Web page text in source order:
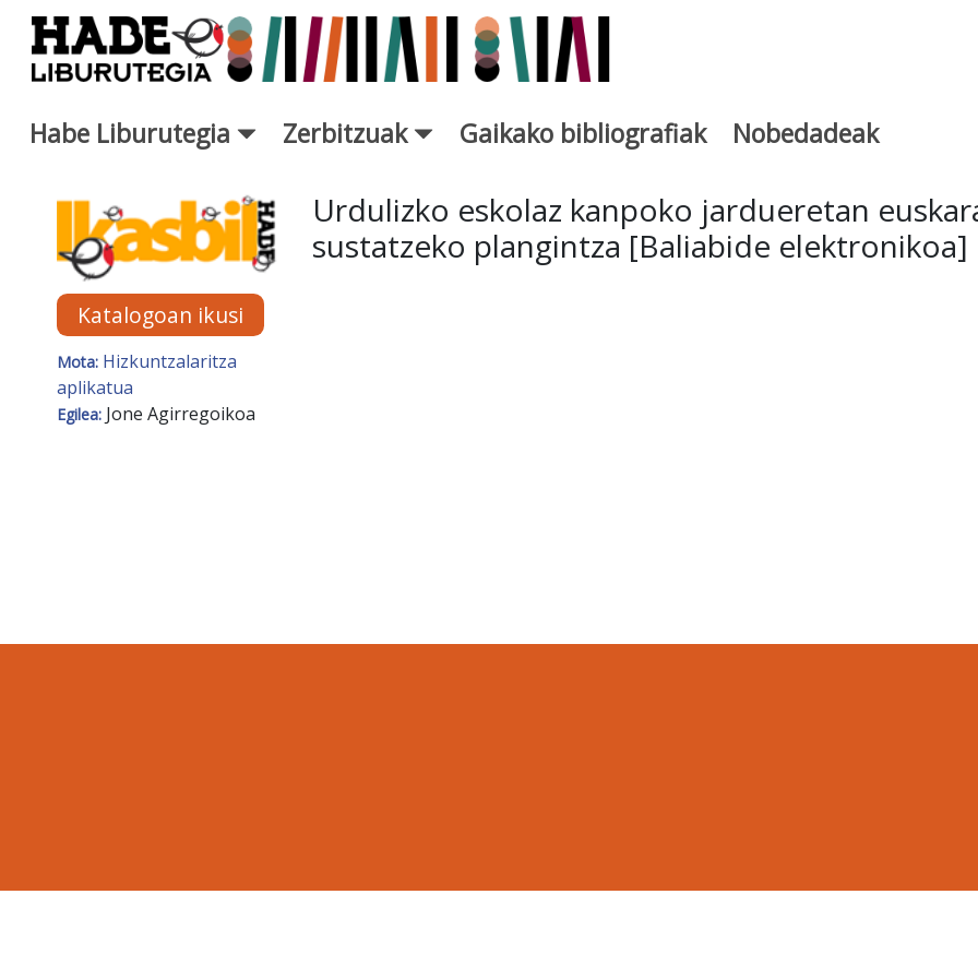
Eduki nagusira joan
Habe Liburutegia Zerbitzuak Gaikako bibliografiak Nobedadeak
Eskuratu berriak Fitxa - Liburutegia
Katalogoan ikusi
Mota: Hizkuntzalaritza
aplikatua
Egilea: Jone Agirregoikoa
Urdulizko eskolaz kanpoko jardueretan
sustatzeko plangintza [Baliabide elektronikoa]